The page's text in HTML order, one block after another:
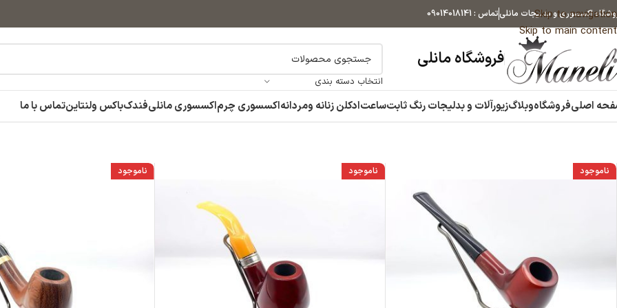
Skip to navigation
Skip to main content
اکسسوری و بدلیجات مانلیتماس : 09014018141
فروشگاه مانلی
انتخاب دسته بندی
اصلیفروشگاهوبلاگزیورآلات و بدلیجات رنگ ثابتساعتادکلن زنانه ومردانهاکسسوری چرماکسسوری مانلیفندکباکس ولنتاینتماس با ما
ناموجود ناموجود ناموجود